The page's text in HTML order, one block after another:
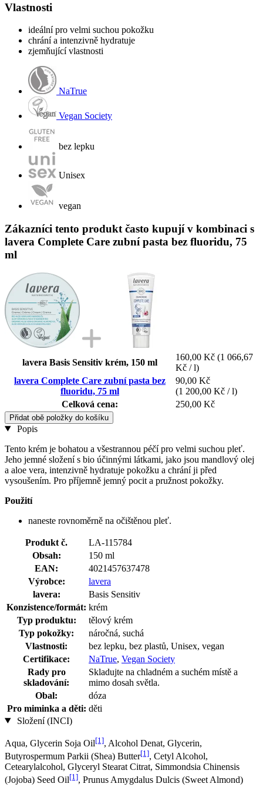
Vlastnosti
ideální pro velmi suchou pokožku
chrání a intenzivně hydratuje
zjemňující vlastnosti
NaTrue
Vegan Society
bez lepku
Unisex
vegan
Zákazníci tento produkt často kupují v kombinaci s
lavera Complete Care zubní pasta bez fluoridu, 75
ml
lavera Basis Sensitiv krém, 150 ml
160,00 Kč (1 066,67
Kč / l)
lavera Complete Care zubní pasta bez
fluoridu, 75 ml
90,00 Kč
(1 200,00 Kč / l)
Celková cena:
250,00 Kč
Přidat obě položky do košíku
Popis
Tento krém je bohatou a všestrannou péčí pro velmi suchou pleť.
Jeho jemné složení s bio účinnými látkami, jako jsou mandlový olej
a aloe vera, intenzivně hydratuje pokožku a chrání ji před
vysoušením. Pro příjemně jemný pocit a pružnost pokožky.
Použití
naneste rovnoměrně na očištěnou pleť.
Produkt č.
LA-115784
Obsah:
150 ml
EAN:
4021457637478
Výrobce:
lavera
lavera:
Basis Sensitiv
Konzistence/formát: krém
Typ produktu:
tělový krém
Typ pokožky:
náročná, suchá
Vlastnosti:
bez lepku, bez plastů, Unisex, vegan
Certifikace:
NaTrue, Vegan Society
Rady pro
skladování:
Skladujte na chladném a suchém místě a
mimo dosah světla.
Obal:
dóza
Pro miminka a děti: děti
Složení (INCI)
Aqua, Glycerin Soja Oil[1], Alcohol Denat, Glycerin,
Butyrospermum Parkii (Shea) Butter[1], Cetyl Alcohol,
Cetearylalcohol, Glyceryl Stearat Citrat, Simmondsia Chinensis
(Jojoba) Seed Oil[1], Prunus Amygdalus Dulcis (Sweet Almond)